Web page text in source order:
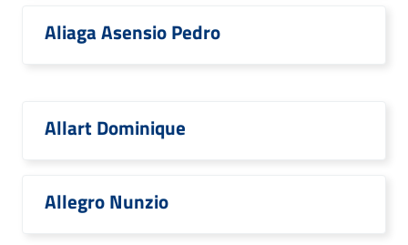
Aliaga Asensio Pedro
Allart Dominique
Allegro Nunzio